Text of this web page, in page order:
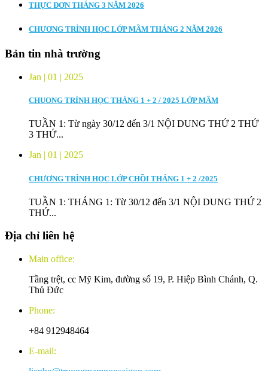
THỰC ĐƠN THÁNG 3 NĂM 2026
CHƯƠNG TRÌNH HỌC LỚP MẦM THÁNG 2 NĂM 2026
Bản tin nhà trường
Jan | 01 | 2025
CHUONG TRÌNH HỌC THÁNG 1 + 2 / 2025 LỚP MẦM
TUẦN 1: Từ ngày 30/12 đến 3/1 NỘI DUNG THỨ 2 THỨ
3 THỨ...
Jan | 01 | 2025
CHƯƠNG TRÌNH HỌC LỚP CHỒI THÁNG 1 + 2 /2025
TUẦN 1: THÁNG 1: Từ 30/12 đến 3/1 NỘI DUNG THỨ 2
THỨ...
Địa chỉ liên hệ
Main office:
Tầng trệt, cc Mỹ Kim, đường số 19, P. Hiệp Bình Chánh, Q.
Thủ Đức
Phone:
+84 912948464
E-mail: